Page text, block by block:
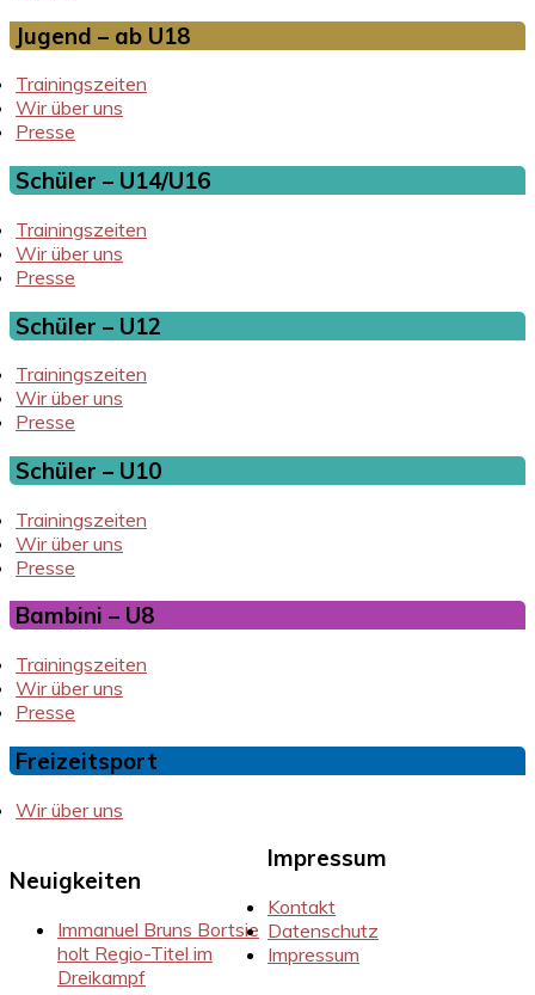
Jugend – ab U18
Trainingszeiten
Wir über uns
Presse
Schüler – U14/U16
Trainingszeiten
Wir über uns
Presse
Schüler – U12
Trainingszeiten
Wir über uns
Presse
Schüler – U10
Trainingszeiten
Wir über uns
Presse
Bambini – U8
Trainingszeiten
Wir über uns
Presse
Freizeitsport
Wir über uns
Neuigkeiten
Immanuel Bruns Bortsie
holt Regio-Titel im
Dreikampf
Impressum
Kontakt
Datenschutz
Impressum